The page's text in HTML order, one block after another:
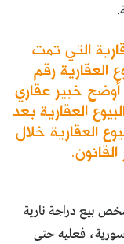
التي تمت
العقارية رقم
فيما أوضح خبير عقاري
العقارية بعد
العقارية خلال
بيع دراجة نارية
وثمنها 800 ألف ليرة سورية، فعليه حتى